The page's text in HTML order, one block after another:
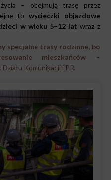
– obejmują trasę przez
to wycieczki objazdowe
w wieku 5–12 lat wraz z
specjalne trasy rodzinne, bo
mieszkańców
–
Komunikacji i PR.